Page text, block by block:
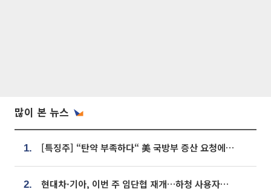
많이 본 뉴스
1. [특징주] “탄약 부족하다“ 美 국방부 증산 요청에⋯국내 방산주 급등세
2. 현대차·기아, 이번 주 임단협 재개…하청 사용자성 재심도 ‘변수’